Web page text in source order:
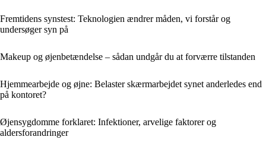
Fremtidens synstest: Teknologien ændrer måden, vi forstår og
undersøger syn på
Makeup og øjenbetændelse – sådan undgår du at forværre tilstanden
Hjemmearbejde og øjne: Belaster skærmarbejdet synet anderledes end
på kontoret?
Øjensygdomme forklaret: Infektioner, arvelige faktorer og
aldersforandringer